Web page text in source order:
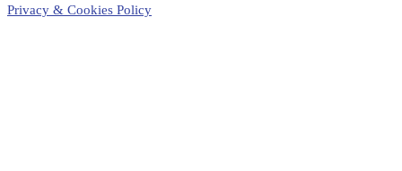
Privacy & Cookies Policy